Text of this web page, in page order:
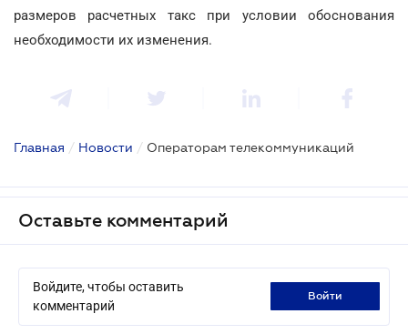
размеров расчетных такс при условии обоснования
необходимости их изменения.
Главная / Новости / Операторам телекоммуникаций
Оставьте комментарий
Войдите, чтобы оставить
комментарий
войти